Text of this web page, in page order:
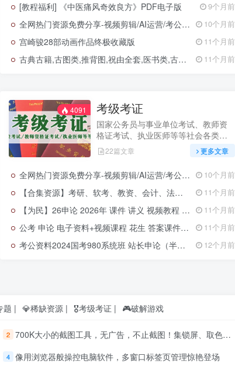
[教程福利] 《中医痛风奇效良方》PDF电子版 9个月前
全网热门资源免费分享-视频剪辑/AI运营/考公资料/电视软件/学习资料/高考资料/抖音/小红书/视频运营/淘宝运营等 10个月前
宫崎骏28部动画作品终极收藏版 11个月前
古典古籍,古图类,推背图,祝由全套,医书类,古籍医书,古代生活类,佛教类,道教类,道家,知乎转载 11个月前
4091 考级考证
国家公务员与事业单位考试、教师资
格证考试、执业医师等等社会各类考
证 22篇文章 更多文章
全网热门资源免费分享-视频剪辑/AI运营/考公资料/电视软件/学习资料/高考资料/抖音/小红书/视频运营/淘宝运营等 10个月前
【合集资源】考研、软考、教资、会计、法考、教资、考公、会计网盘资源 11个月前
【为民】26申论 2026年 课件 讲义 视频教程 上安村 龙飞 大宝小宝 袁dong 超G 某笔 11个月前
公考 申论 电子资料+视频课程 花生 答案课件时评分享随堂笔记早读材料 11个月前
考公资料2024国考980系统班 站长申论（半年五期班） 2024国考980系统班 2023国考郭熙言语等等 12个月前
题 | 💎稀缺资源 | 🎖️考级考证 | 🎮破解游戏
2 700K大小的截图工具，无广告，不止截图！集锁屏、取色于一体
4 像用浏览器般操控电脑软件，多窗口标签页管理惊艳登场